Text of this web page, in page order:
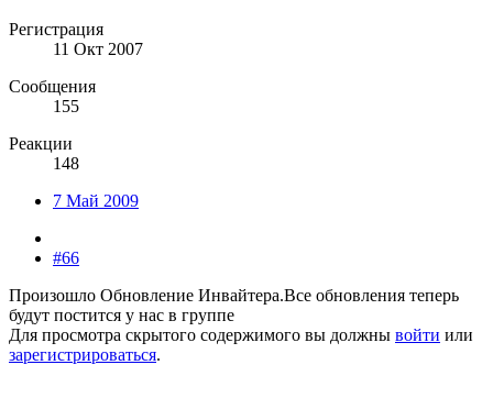
Регистрация
11 Окт 2007
Сообщения
155
Реакции
148
7 Май 2009
#66
Произошло Обновление Инвайтера.Все обновления теперь
будут постится у нас в группе
Для просмотра скрытого содержимого вы должны войти или
зарегистрироваться.